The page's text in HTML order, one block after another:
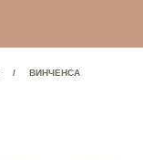
ВИНЧЕНСА